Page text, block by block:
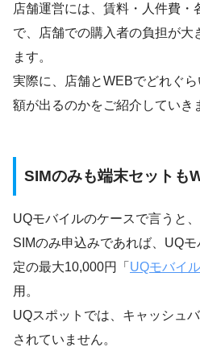
店舗運営には、賃料・人件費
で、店舗での購入者の負担が大
ます。
実際に、店舗とWEBでどれぐ
額が出るのかをご紹介していき
SIMのみも端末セットも
UQモバイルのケースで言うと、
SIMのみ申込みであれば、UQ
定の最大10,000円「 UQモバイ
用。
UQスポットでは、キャッシュ
されていません。